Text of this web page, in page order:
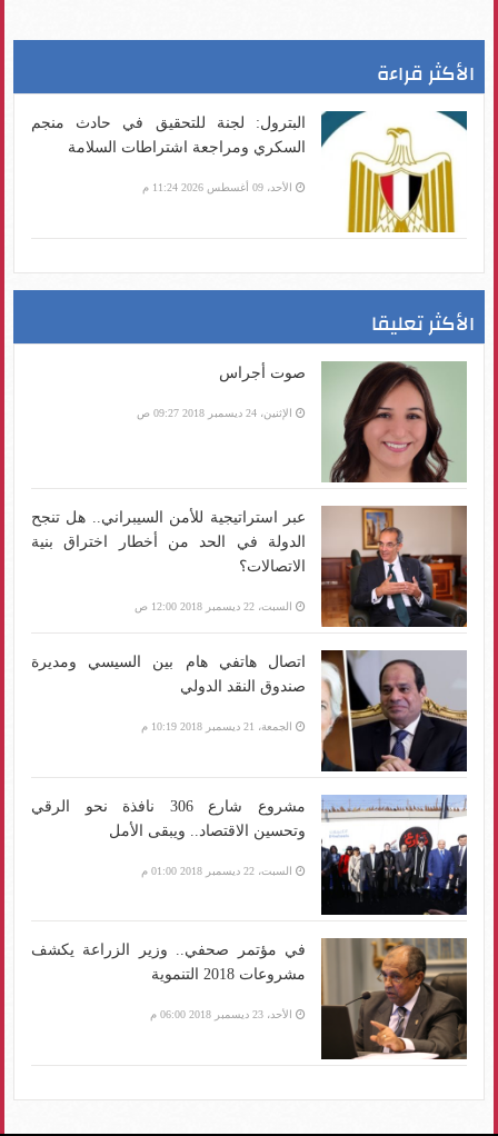
الأكثر قراءة
البترول: لجنة للتحقيق في حادث منجم
السكري ومراجعة اشتراطات السلامة
الأحد، 09 أغسطس 2026 11:24 م
الأكثر تعليقا
صوت أجراس
الإثنين، 24 ديسمبر 2018 09:27 ص
عبر استراتيجية للأمن السيبراني.. هل تنجح
الدولة في الحد من أخطار اختراق بنية
الاتصالات؟
السبت، 22 ديسمبر 2018 12:00 ص
اتصال هاتفي هام بين السيسي ومديرة
صندوق النقد الدولي
الجمعة، 21 ديسمبر 2018 10:19 م
مشروع شارع 306 نافذة نحو الرقي
وتحسين الاقتصاد.. ويبقى الأمل
السبت، 22 ديسمبر 2018 01:00 م
في مؤتمر صحفي.. وزير الزراعة يكشف
مشروعات 2018 التنموية
الأحد، 23 ديسمبر 2018 06:00 م